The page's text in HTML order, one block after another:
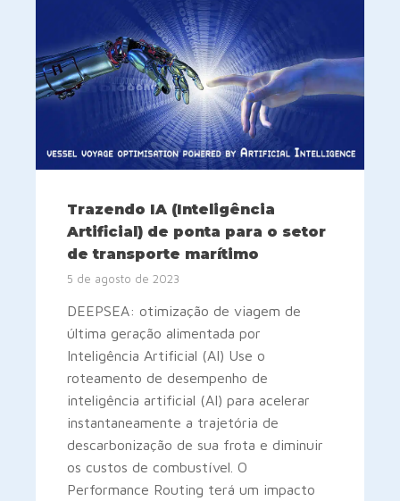
Trazendo IA (Inteligência
Artificial) de ponta para o setor
de transporte marítimo
5 de agosto de 2023
DEEPSEA: otimização de viagem de
última geração alimentada por
Inteligência Artificial (AI) Use o
roteamento de desempenho de
inteligência artificial (AI) para acelerar
instantaneamente a trajetória de
descarbonização de sua frota e diminuir
os custos de combustível. O
Performance Routing terá um impacto